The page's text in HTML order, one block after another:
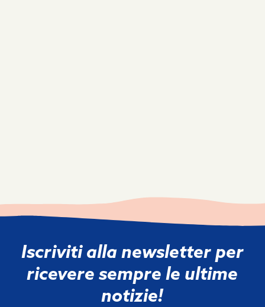
Iscriviti alla newsletter per
ricevere sempre le ultime
notizie!